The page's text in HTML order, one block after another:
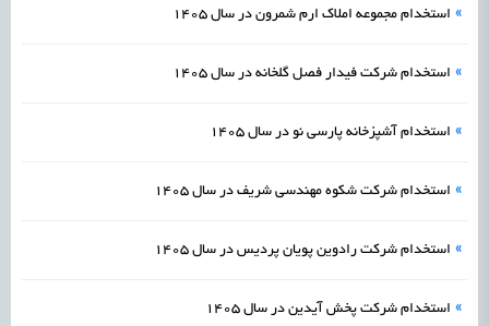
» استخدام مجموعه املاک ارم شمرون در سال 1405
» استخدام شرکت فیدار فصل گلخانه در سال 1405
» استخدام آشپزخانه پارسی نو در سال 1405
» استخدام شرکت شکوه مهندسی شریف در سال 1405
» استخدام شرکت رادوین پویان پردیس در سال 1405
» استخدام شرکت پخش آیدین در سال 1405